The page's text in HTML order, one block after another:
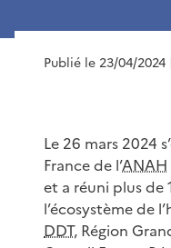
Publié le 23/04/2024
Le 26 mars 2024
France de l’ANAH
et a réuni plus de
l’écosystème de
DDT, Région